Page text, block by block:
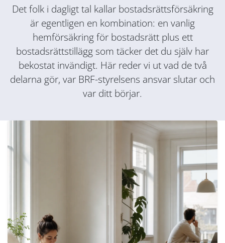
Det folk i dagligt tal kallar bostadsrättsförsäkring
är egentligen en kombination: en vanlig
hemförsäkring för bostadsrätt plus ett
bostadsrättstillägg som täcker det du själv har
bekostat invändigt. Här reder vi ut vad de två
delarna gör, var BRF-styrelsens ansvar slutar och
var ditt börjar.